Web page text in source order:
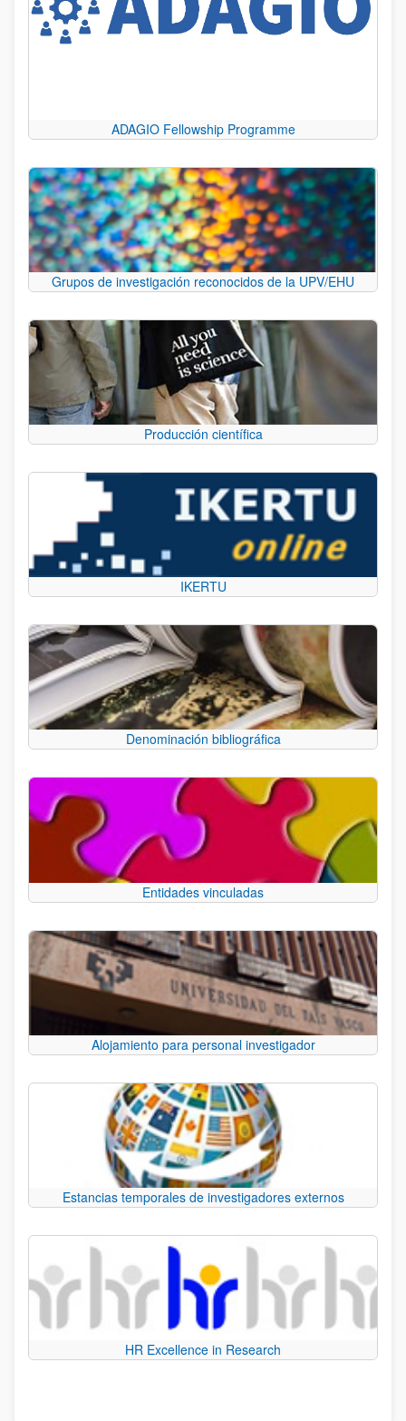
ADAGIO Fellowship Programme
Grupos de investigación reconocidos de la UPV/EHU
Producción científica
IKERTU
Denominación bibliográfica
Entidades vinculadas
Alojamiento para personal investigador
Estancias temporales de investigadores externos
HR Excellence in Research